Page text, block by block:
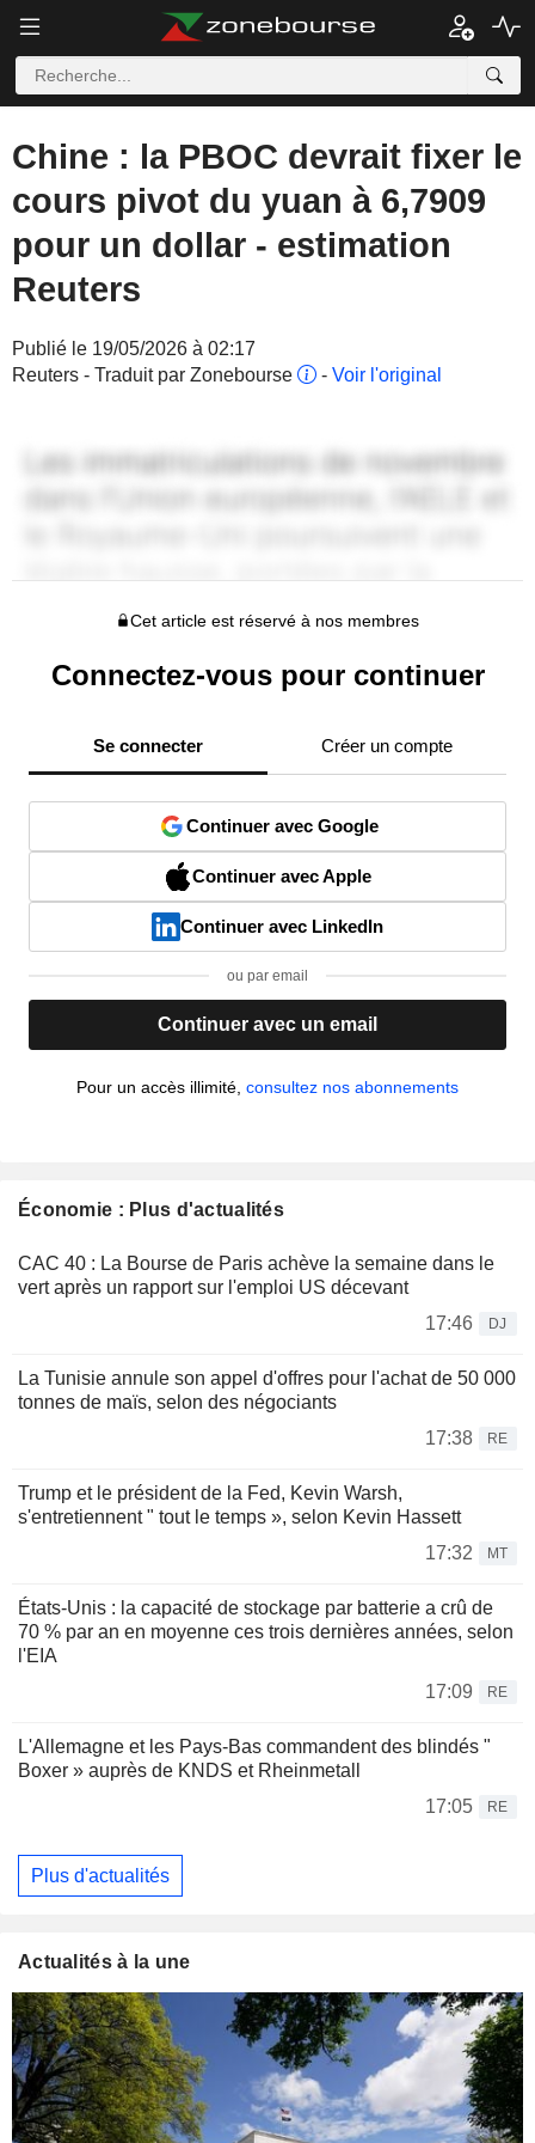
Chine : la PBOC devrait fixer le
cours pivot du yuan à 6,7909
pour un dollar - estimation
Reuters
Publié le 19/05/2026 à 02:17
Reuters - Traduit par Zonebourse
- Voir l'original
Cet article est réservé à nos membres
Connectez-vous pour continuer
Se connecter Créer un compte
Continuer avec Google
Continuer avec Apple
Continuer avec LinkedIn
ou par email
Continuer avec un email
Pour un accès illimité, consultez nos abonnements
Économie : Plus d'actualités
CAC 40 : La Bourse de Paris achève la semaine dans le
vert après un rapport sur l'emploi US décevant
17:46
DJ
La Tunisie annule son appel d'offres pour l'achat de 50 000
tonnes de maïs, selon des négociants
17:38
RE
Trump et le président de la Fed, Kevin Warsh,
s'entretiennent " tout le temps », selon Kevin Hassett
17:32
MT
États-Unis : la capacité de stockage par batterie a crû de
70 % par an en moyenne ces trois dernières années, selon
l'EIA
17:09
RE
L'Allemagne et les Pays-Bas commandent des blindés "
Boxer » auprès de KNDS et Rheinmetall
17:05
RE
Plus d'actualités
Actualités à la une